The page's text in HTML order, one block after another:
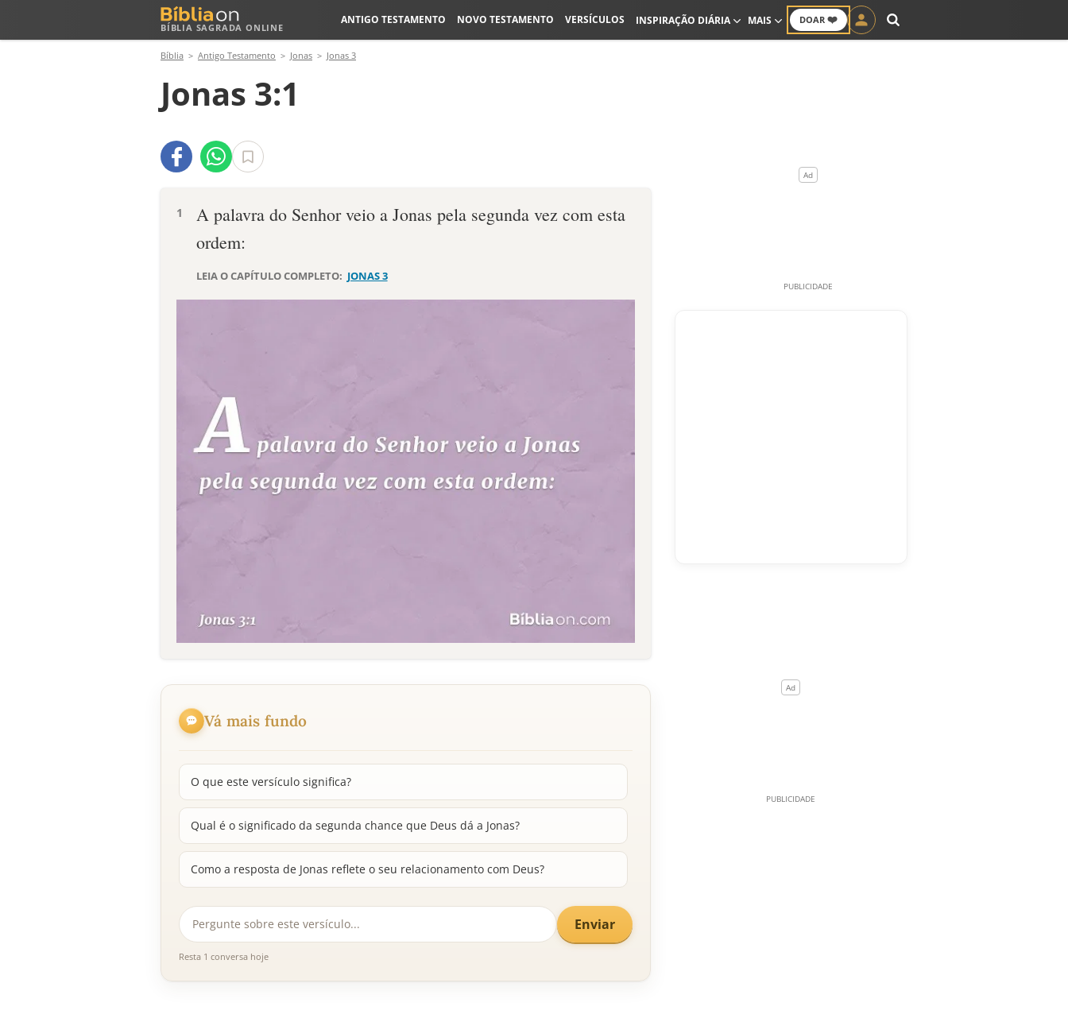
BÍBLIA SAGRADA ONLINE
DOAR ❤️
ANTIGO TESTAMENTO NOVO TESTAMENTO VERSÍCULOS INSPIRAÇÃO DIÁRIA MAIS
Bíblia Antigo Testamento Jonas Jonas 3
Jonas 3:1
1
A palavra do Senhor veio a Jonas pela segunda vez com esta
ordem:
LEIA O CAPÍTULO COMPLETO: JONAS 3
Vá mais fundo
O que este versículo significa?
Qual é o significado da segunda chance que Deus dá a Jonas?
Como a resposta de Jonas reflete o seu relacionamento com Deus?
Enviar
Resta 1 conversa hoje